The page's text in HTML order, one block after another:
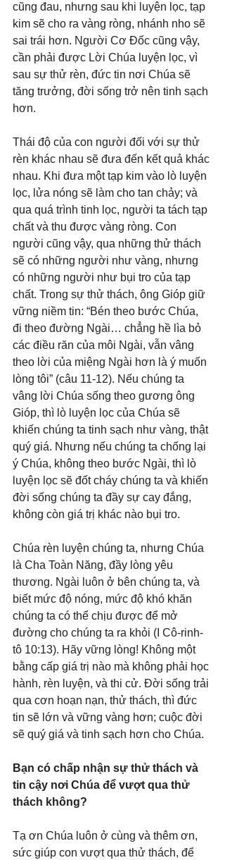
cũng đau, nhưng sau khi luyện lọc, tạp
kim sẽ cho ra vàng ròng, nhánh nho sẽ
sai trái hơn. Người Cơ Đốc cũng vậy,
cần phải được Lời Chúa luyện lọc, vì
sau sự thử rèn, đức tin nơi Chúa sẽ
tăng trưởng, đời sống trở nên tinh sạch
hơn.
Thái độ của con người đối với sự thử
rèn khác nhau sẽ đưa đến kết quả khác
nhau. Khi đưa một tạp kim vào lò luyện
lọc, lửa nóng sẽ làm cho tan chảy; và
qua quá trình tinh lọc, người ta tách tạp
chất và thu được vàng ròng. Con
người cũng vậy, qua những thử thách
sẽ có những người như vàng, nhưng
có những người như bụi tro của tạp
chất. Trong sự thử thách, ông Gióp giữ
vững niềm tin: “Bén theo bước Chúa,
đi theo đường Ngài… chẳng hề lìa bỏ
các điều răn của môi Ngài, vẫn vâng
theo lời của miệng Ngài hơn là ý muốn
lòng tôi” (câu 11-12). Nếu chúng ta
vâng lời Chúa sống theo gương ông
Gióp, thì lò luyện lọc của Chúa sẽ
khiến chúng ta tinh sạch như vàng, thật
quý giá. Nhưng nếu chúng ta chống lại
ý Chúa, không theo bước Ngài, thì lò
luyện lọc sẽ đốt cháy chúng ta và khiến
đời sống chúng ta đầy sự cay đắng,
không còn giá trị khác nào bụi tro.
Chúa rèn luyện chúng ta, nhưng Chúa
là Cha Toàn Năng, đầy lòng yêu
thương. Ngài luôn ở bên chúng ta, và
biết mức độ nóng, mức độ khó khăn
chúng ta có thể chịu được để mở
đường cho chúng ta ra khỏi (I Cô-rinh-
tô 10:13). Hãy vững lòng! Không một
bằng cấp giá trị nào mà không phải học
hành, rèn luyện, và thi cử. Đời sống trải
qua cơn hoạn nạn, thử thách, thì đức
tin sẽ lớn và vững vàng hơn; cuộc đời
sẽ quý giá và tinh sạch hơn cho Chúa.
Bạn có chấp nhận sự thử thách và
tin cậy nơi Chúa để vượt qua thử
thách không?
Tạ ơn Chúa luôn ở cùng và thêm ơn,
sức giúp con vượt qua thử thách, để